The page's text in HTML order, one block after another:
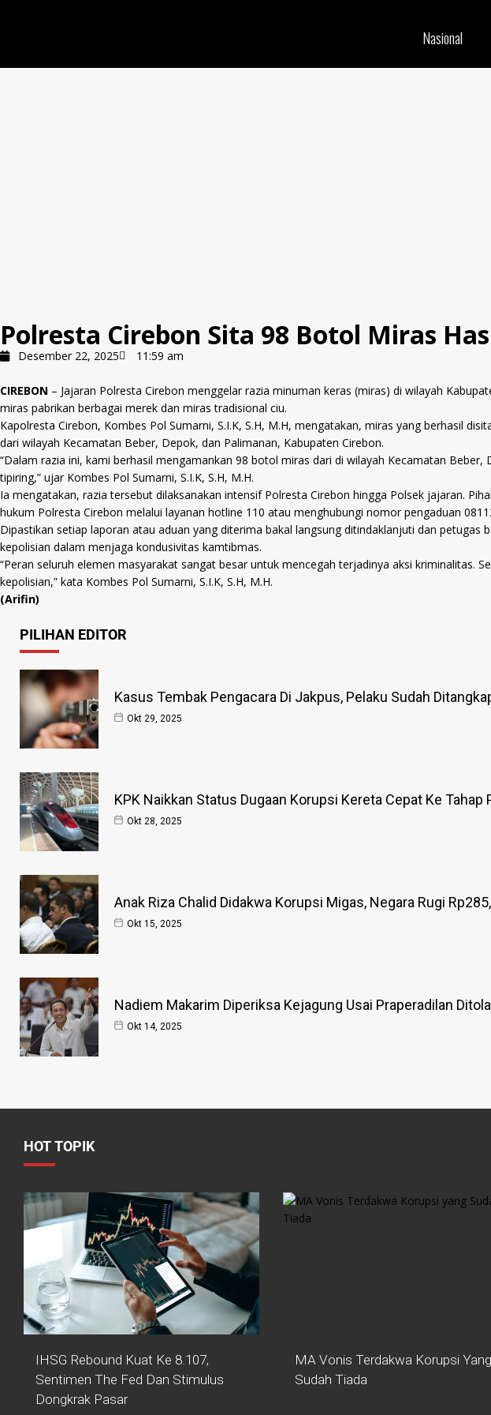
Nasional
Polresta Cirebon Sita 98 Botol Miras
Desember 22, 2025 11:59 am
CIREBON – Jajaran Polresta Cirebon menggelar razia minuman keras (miras) di wilayah
miras pabrikan berbagai merek dan miras tradisional ciu.
Kapolresta Cirebon, Kombes Pol Sumarni, S.I.K, S.H, M.H, mengatakan, miras yang berhasil
dari wilayah Kecamatan Beber, Depok, dan Palimanan, Kabupaten Cirebon.
“Dalam razia ini, kami berhasil mengamankan 98 botol miras dari di wilayah Kecamatan
tipiring,” ujar Kombes Pol Sumarni, S.I.K, S.H, M.H.
Ia mengatakan, razia tersebut dilaksanakan intensif Polresta Cirebon hingga Polsek jajaran.
hukum Polresta Cirebon melalui layanan hotline 110 atau menghubungi nomor pengaduan
Dipastikan setiap laporan atau aduan yang diterima bakal langsung ditindaklanjuti dan
kepolisian dalam menjaga kondusivitas kamtibmas.
“Peran seluruh elemen masyarakat sangat besar untuk mencegah terjadinya aksi kriminalitas.
kepolisian,” kata Kombes Pol Sumarni, S.I.K, S.H, M.H.
(Arifin)
PILIHAN EDITOR
Kasus Tembak Pengacara Di Jakpus, Pelaku Sudah
Okt 29, 2025
KPK Naikkan Status Dugaan Korupsi Kereta Cepat Ke Tahap
Okt 28, 2025
Anak Riza Chalid Didakwa Korupsi Migas, Negara Rugi
Okt 15, 2025
Nadiem Makarim Diperiksa Kejagung Usai Praperadilan
Okt 14, 2025
HOT TOPIK
IHSG Rebound Kuat Ke 8.107,
Sentimen The Fed Dan Stimulus
Dongkrak Pasar
MA Vonis Terdakwa Korupsi Yang
Sudah Tiada